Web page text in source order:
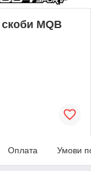
скоби MQB
Оплата Умови